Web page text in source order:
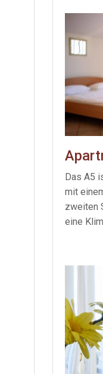
Das A5
mit
zweiten
eine